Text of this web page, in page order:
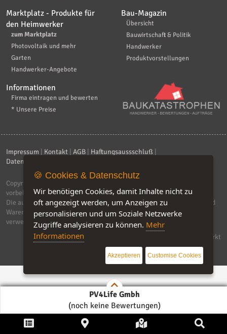
PV4Life Gmbh
(noch keine Bewertungen)
Marktplatz - Produkte für
den Heimwerker
zum Marktplatz
Photovoltaik und mehr
Garten
Handwerker-Angebote
Bau-Magazin
Übersicht
Bauwirtschaft & Politik
Handwerker
Produktvorstellungen
Informationen
Firma eintragen und bewerten
* Unsere Preise
Impressum Kontakt AGB Haftungsaussschluß
Datenschutzerklärung
Copyright © 2026
vorbehalten.
Die auf dieser Seite verwendeten Produktbezeichnungen, Namen und
Warenzeichen sind Eigentum der jeweiligen Firmen. Unser Portal
verwendet Affiliat-Links, für dir wir Geld erhalten.
Software by IQ-Markt
🍪 Cookies & Datenschutz
Wir benötigen Cookies, damit Inhalte nicht zu
oft angezeigt werden, um Anzeigen zu
personalisieren und um Soziale Netzwerke
Zugriffe analysieren zu können. Mehr
Informationen
Akzeptieren Customise Cookies